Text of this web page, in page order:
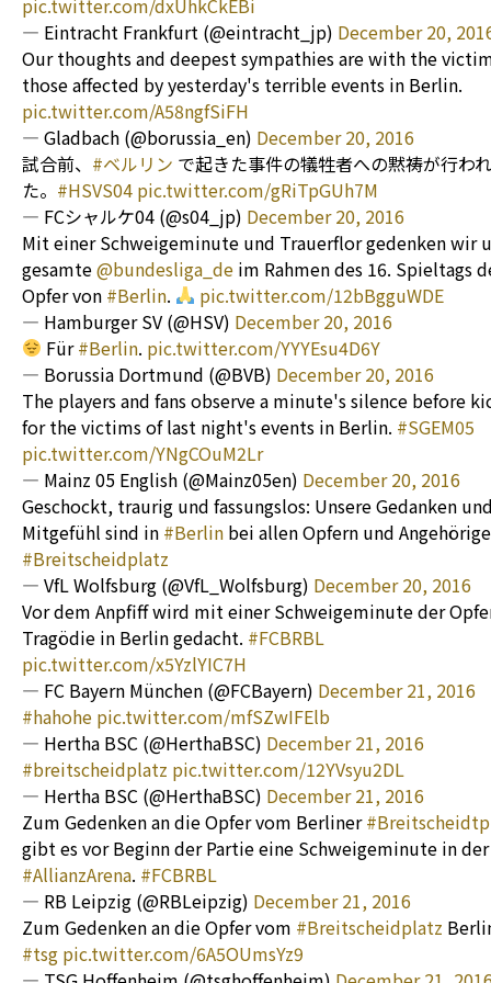
— Eintracht Frankfurt (@eintracht_jp) December 20,
Our thoughts and deepest sympathies are with the
those affected by yesterday's terrible events in Berlin.
pic.twitter.com/A58ngfSiFH
— Gladbach (@borussia_en) December 20, 2016
試合前、 #ベルリン で起きた事件の犠牲者への黙祷が行わ
た。 #HSVS04 pic.twitter.com/gRiTpGUh7M
— FCシャルケ04 (@s04_jp) December 20, 2016
Mit einer Schweigeminute und Trauerflor gedenken wir
gesamte@bundesliga_de im Rahmen des 16. Spieltags
Opfer von #Berlin.
pic.twitter.com/12bBgguWDE
— Hamburger SV (@HSV) December 20, 2016
Für#Berlin. pic.twitter.com/YYYEsu4D6Y
— Borussia Dortmund (@BVB) December 20, 2016
The players and fans observe a minute's silence before
for the victims of last night's events in Berlin. #SGEM05
pic.twitter.com/YNgCOuM2Lr
— Mainz 05 English (@Mainz05en) December 20, 2016
Geschockt, traurig und fassungslos: Unsere Gedanken
Mitgefühl sind in #Berlin bei allen Opfern und
#Breitscheidplatz
— VfL Wolfsburg (@VfL_Wolfsburg) December 20, 2016
Vor dem Anpfiff wird mit einer Schweigeminute der
Tragödie in Berlin gedacht. #FCBRBL
pic.twitter.com/x5YzlYIC7H
— FC Bayern München (@FCBayern) December 21, 2016
#hahohe pic.twitter.com/mfSZwIFElb
— Hertha BSC (@HerthaBSC) December 21, 2016
#breitscheidplatz pic.twitter.com/12YVsyu2DL
— Hertha BSC (@HerthaBSC) December 21, 2016
Zum Gedenken an die Opfer vom Berliner
gibt es vor Beginn der Partie eine Schweigeminute in der
#AllianzArena. #FCBRBL
— RB Leipzig (@RBLeipzig) December 21, 2016
Zum Gedenken an die Opfer vom #Breitscheidplatz
#tsg pic.twitter.com/6A5OUmsYz9